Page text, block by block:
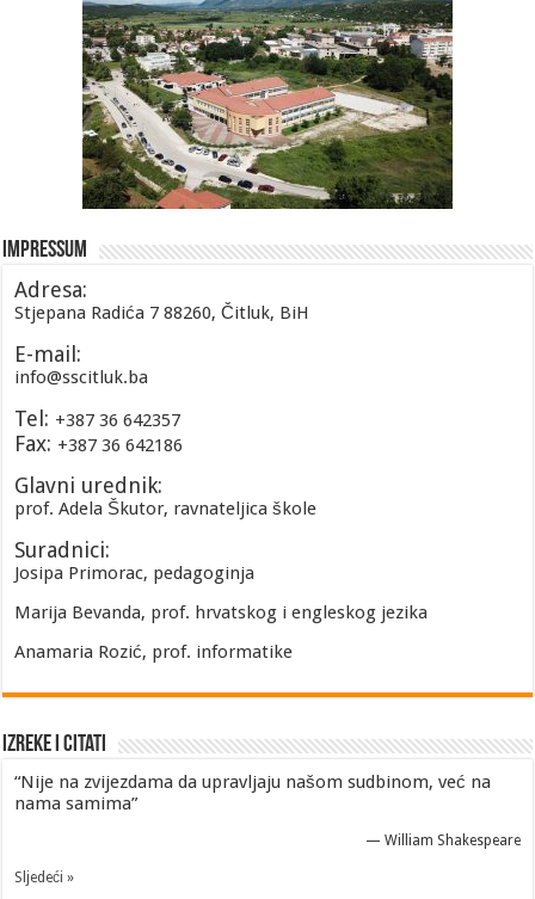
Impressum
Adresa:
Stjepana Radića 7 88260, Čitluk, BiH
E-mail:
info@sscitluk.ba
Tel: +387 36 642357
Fax: +387 36 642186
Glavni urednik:
prof. Adela Škutor, ravnateljica škole
Suradnici:
Josipa Primorac, pedagoginja
Marija Bevanda, prof. hrvatskog i engleskog jezika
Anamaria Rozić, prof. informatike
Izreke i Citati
“Nije na zvijezdama da upravljaju našom sudbinom, već na
nama samima”
— William Shakespeare
Sljedeći »